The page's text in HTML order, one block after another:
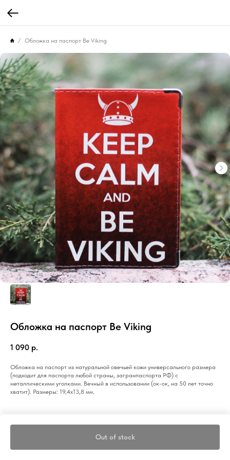
Обложка на паспорт Be Viking
Обложка на паспорт Be Viking
1 090 р.
Out of stock
Обложка на паспорт из натуральной овечьей кожи универсального размера
(подходит для паспорта любой страны, загранпаспорта РФ) с
металлическими уголками. Вечный в использовании (ок-ок, на 50 лет точно
хватит). Размеры: 19,4x13,8 мм.